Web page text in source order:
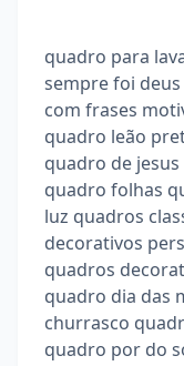
quadro para
sempre foi
com frases
quadro leão
quadro de
quadro folhas
luz quadros
decorativos
quadros
quadro dia das
churrasco
quadro por do